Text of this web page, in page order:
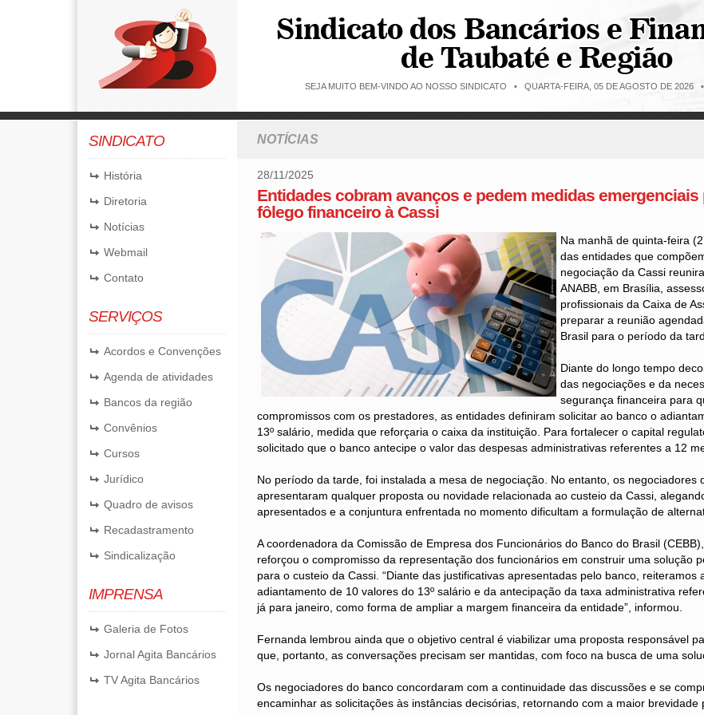
SEJA MUITO BEM-VINDO AO NOSSO SINDICATO • QUARTA-FEIRA, 05 DE AGOSTO DE 2026
SINDICATO
História
Diretoria
Notícias
Webmail
Contato
SERVIÇOS
Acordos e Convenções
Agenda de atividades
Bancos da região
Convênios
Cursos
Jurídico
Quadro de avisos
Recadastramento
Sindicalização
IMPRENSA
Galeria de Fotos
Jornal Agita Bancários
TV Agita Bancários
NOTÍCIAS
28/11/2025
Entidades cobram avanços e pedem medidas emergenciais
fôlego financeiro à Cassi
Na manhã de quinta-feira
das entidades que
negociação da Cassi
ANABB, em Brasília,
profissionais da Caixa de
preparar a reunião
Brasil para o período da
Diante do longo tempo
das negociações e da
segurança financeira para
compromissos com os prestadores, as entidades definiram solicitar ao banco o
13º salário, medida que reforçaria o caixa da instituição. Para fortalecer o capital
solicitado que o banco antecipe o valor das despesas administrativas referentes a 12
No período da tarde, foi instalada a mesa de negociação. No entanto, os negociadores
apresentaram qualquer proposta ou novidade relacionada ao custeio da Cassi,
apresentados e a conjuntura enfrentada no momento dificultam a formulação de
A coordenadora da Comissão de Empresa dos Funcionários do Banco do Brasil
reforçou o compromisso da representação dos funcionários em construir uma solução
para o custeio da Cassi. “Diante das justificativas apresentadas pelo banco, reiteramos
adiantamento de 10 valores do 13º salário e da antecipação da taxa administrativa
já para janeiro, como forma de ampliar a margem financeira da entidade”, informou.
Fernanda lembrou ainda que o objetivo central é viabilizar uma proposta responsável
que, portanto, as conversações precisam ser mantidas, com foco na busca de uma
Os negociadores do banco concordaram com a continuidade das discussões e se
encaminhar as solicitações às instâncias decisórias, retornando com a maior brevidade